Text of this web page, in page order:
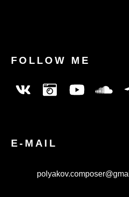
FOLLOW ME
E-MAIL